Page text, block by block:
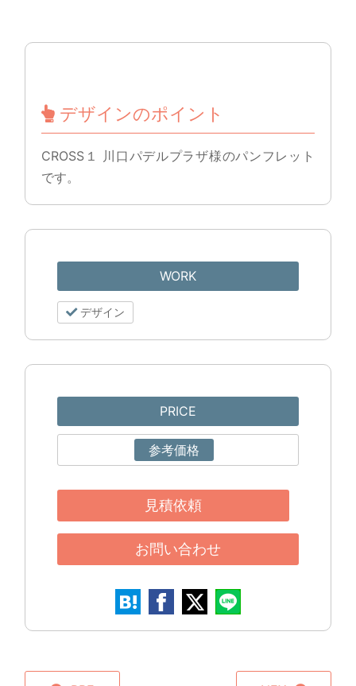
デザインのポイント
CROSS１ 川口パデルプラザ様のパンフレット
です。
WORK
デザイン
PRICE
参考価格
見積依頼
お問い合わせ